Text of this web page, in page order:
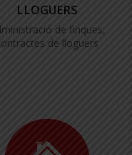
LLOGUERS
de finques,
de lloguers